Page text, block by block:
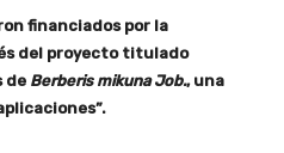
financiados por la
del proyecto titulado
de Berberis mikuna Job., una